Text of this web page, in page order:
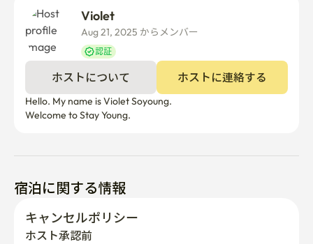
Aug 21, 2025 からメンバー
認証
ホストについて ホストに連絡する
Hello. My name is Violet Soyoung.
宿泊に関する情報
キャンセルポリシー
ホスト承認前